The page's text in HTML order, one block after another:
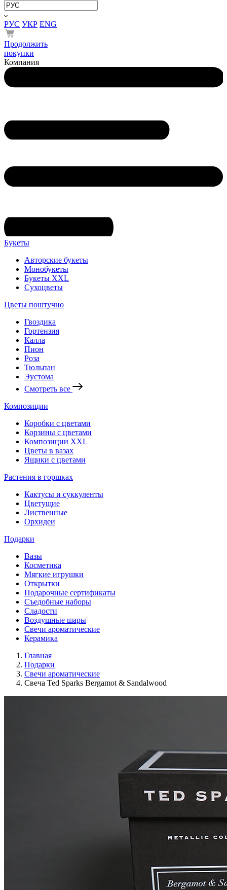
РУС УКР ENG
Продолжить
покупки
Компания
Букеты
Авторские букеты
Монобукеты
Букеты XXL
Сухоцветы
Цветы поштучно
Гвоздика
Гортензия
Калла
Пион
Роза
Тюльпан
Эустома
Смотреть все
Композиции
Коробки с цветами
Корзины с цветами
Композиции XXL
Цветы в вазах
Ящики с цветами
Растения в горшках
Кактусы и суккуленты
Цветущие
Лиственные
Орхидеи
Подарки
Вазы
Косметика
Мягкие игрушки
Открытки
Подарочные сертификаты
Съедобные наборы
Сладости
Воздушные шары
Свечи ароматические
Керамика
Главная
Подарки
Свечи ароматические
Свеча Ted Sparks Bergamot & Sandalwood